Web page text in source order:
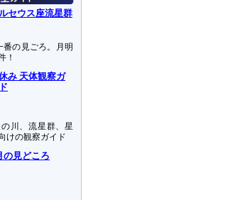
セウス座流星群
番の見ごろ。月明
！
み 天体観察ガ
川、流星群、星
けの観察ガイド
の見どころ